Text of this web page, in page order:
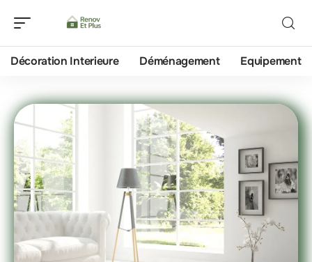
Décoration Interieure Déménagement Equipement